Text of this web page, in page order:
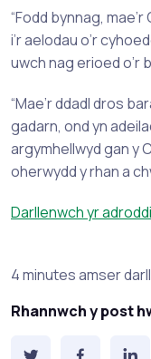
“Fodd bynnag,
i’r aelodau o’r
uwch nag erioed o’r
“Mae’r ddadl dros
gadarn, ond yn
argymhellwyd gan y
oherwydd y rhan a
Darllenwch yr
Amser
4 minutes amser
Rhannwch y post